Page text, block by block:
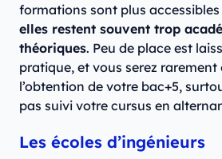
formations sont plus
elles restent souvent trop
théoriques. Peu de place est
pratique, et vous serez
l’obtention de votre bac+5,
pas suivi votre cursus en
Les écoles d’ingénieurs